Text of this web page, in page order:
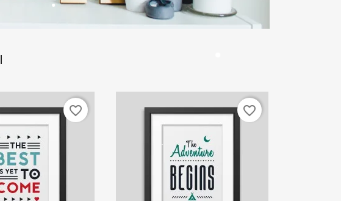
favorite_border favorite_border